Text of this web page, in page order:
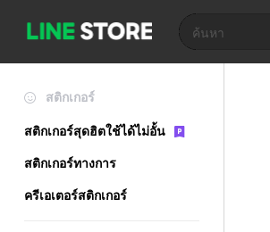
สติกเกอร์
สติกเกอร์สุดฮิตใช้ได้ไม่อั้น
สติกเกอร์ทางการ
ครีเอเตอร์สติกเกอร์